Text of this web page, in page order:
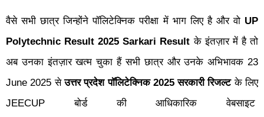
वैसे सभी छात्र जिन्होंनेपॉलिटेक्निकपरीक्षा में भाग लिए है और वो UP
Polytechnic Result 2025 Sarkari Resultके इंतज़ार में है तो
अब उनका इंतज़ार खत्म चुका हैंसभी छात्र और उनके अभिभावक 23
June 2025 सेउत्तर प्रदेश पॉलिटेक्निक 2025 सरकारी रिजल्टके लिए
JEECUP बोर्ड की आधिकारिक वेबसाइट